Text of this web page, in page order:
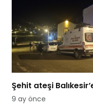
Şehit ateşi
9 ay önce